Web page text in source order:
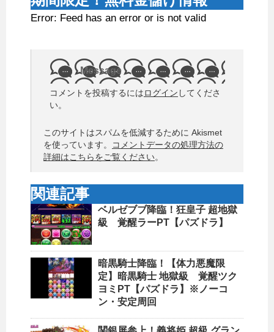
Error: Feed has an error or is not valid
Message
コメントを投稿するにはログイン してくださ
い。
このサイトはスパムを低減するために Akismet
を使っています。
コメントデータの処理方法の
詳細はこちらをご覧ください。
関連記事
ベルゼブブ降臨！狂皇子 超地獄
級 覚醒ラーPT【パズドラ】
暗黒騎士降臨！【体力悪魔限
定】暗黒騎士 地獄級 覚醒ツク
ヨミPT【パズドラ】※ノーコ
ン・安定周回